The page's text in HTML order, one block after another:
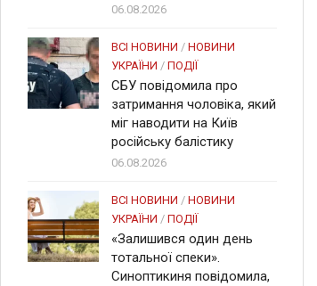
06.08.2026
ВСІ НОВИНИ / НОВИНИ
УКРАЇНИ / ПОДІЇ
СБУ повідомила про
затримання чоловіка, який
міг наводити на Київ
російську балістику
06.08.2026
ВСІ НОВИНИ / НОВИНИ
УКРАЇНИ / ПОДІЇ
«Залишився один день
тотальної спеки».
Синоптикиня повідомила,